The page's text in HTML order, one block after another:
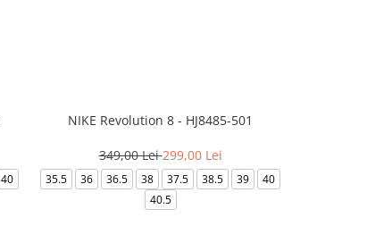
40
NIKE Revolution 8 - HJ8485-501
349,00 Lei299,00 Lei
35.5 36 36.5 38 37.5 38.5 39
40
40.5